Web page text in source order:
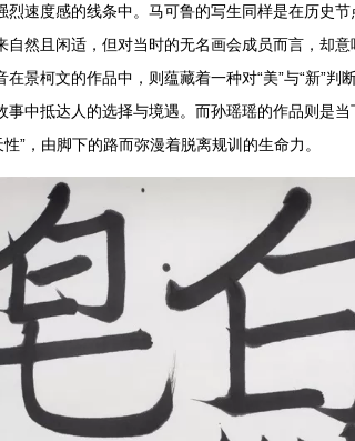
烈速度感的线条中。马可鲁的写生同样是在历史
自然且闲适，但对当时的无名画会成员而言，却
在景柯文的作品中，则蕴藏着一种对“美”与“新”
事中抵达人的选择与境遇。而孙瑶瑶的作品则是
性”，由脚下的路而弥漫着脱离规训的生命力。